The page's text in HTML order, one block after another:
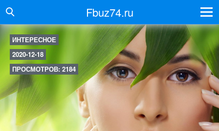
Fbuz74.ru
ИНТЕРЕСНОЕ
2020-12-18
ПРОСМОТРОВ: 2184